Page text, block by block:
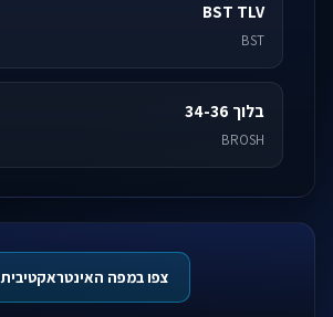
BST TLV
BST
בלוך 34-36
BROSH
צפו במפה האינטראקטיבית